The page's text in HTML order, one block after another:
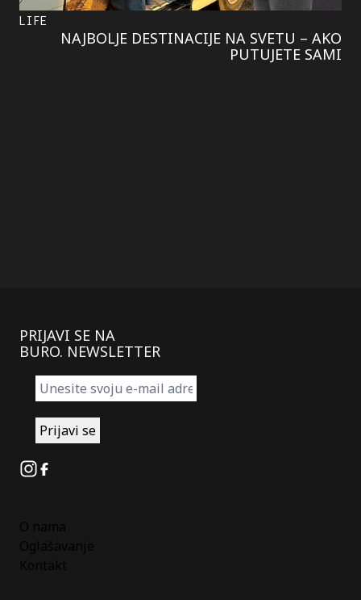
LIFE
NAJBOLJE DESTINACIJE NA SVETU – AKO
PUTUJETE SAMI
PRIJAVI SE NA
BURO. NEWSLETTER
Instagram
Facebook